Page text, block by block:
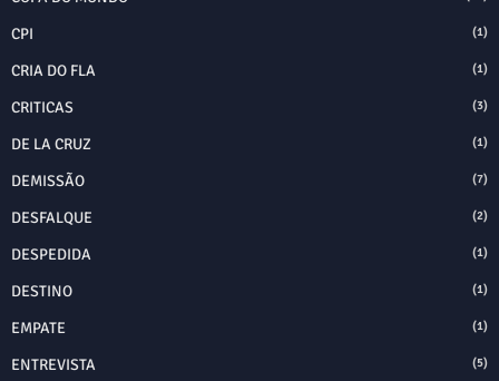
CPI (1)
CRIA DO FLA (1)
CRITICAS (3)
DE LA CRUZ (1)
DEMISSÃO (7)
DESFALQUE (2)
DESPEDIDA (1)
DESTINO (1)
EMPATE (1)
ENTREVISTA (5)